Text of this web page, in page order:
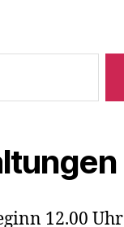
12.00 Uhr